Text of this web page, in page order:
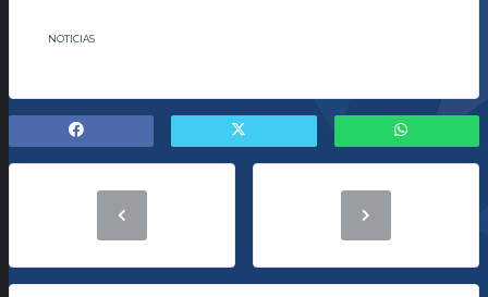
NOTICIAS